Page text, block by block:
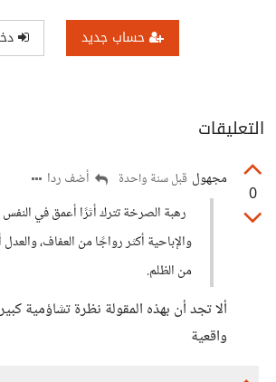
حساب جديد
التعليقات
0
مجهول قبل سنة واحدة
أضف ردا
رهبة الصرخة تترك أثرًا أعمق في
والإباحية أكثر رواجًا من العفاف،
من الظلم.
ألا تجد أن بهذه المقولة نظرة تشاؤمية
واقعية